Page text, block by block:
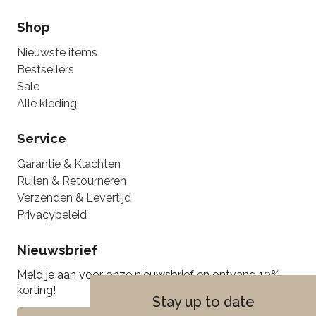
Stay up to date
Shop
Nieuwste items
Bestsellers
Sale
Alle kleding
Service
Garantie & Klachten
Ruilen & Retourneren
Verzenden & Levertijd
Privacybeleid
Nieuwsbrief
Meld je aan voor onze nieuwsbrief en ontvang 10%
korting!